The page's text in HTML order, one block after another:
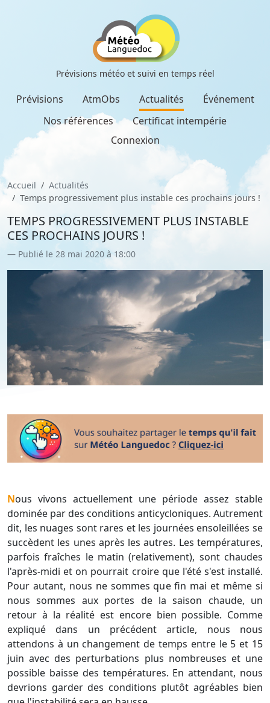
Prévisions météo et suivi en temps réel
Prévisions AtmObs Actualités
Événement
Nos références
Certificat intempérie
Connexion
Accueil
Actualités
Temps progressivement plus instable ces prochains jours !
TEMPS PROGRESSIVEMENT PLUS INSTABLE
CES PROCHAINS JOURS !
Publié le 28 mai 2020 à 18:00
Nous vivons actuellement une période assez stable
dominée par des conditions anticycloniques. Autrement
dit, les nuages sont rares et les journées ensoleillées se
succèdent les unes après les autres. Les températures,
parfois fraîches le matin (relativement), sont chaudes
l'après-midi et on pourrait croire que l'été s'est installé.
Pour autant, nous ne sommes que fin mai et même si
nous sommes aux portes de la saison chaude, un
retour à la réalité est encore bien possible. Comme
expliqué dans un précédent article, nous nous
attendons à un changement de temps entre le 5 et 15
juin avec des perturbations plus nombreuses et une
possible baisse des températures. En attendant, nous
devrions garder des conditions plutôt agréables bien